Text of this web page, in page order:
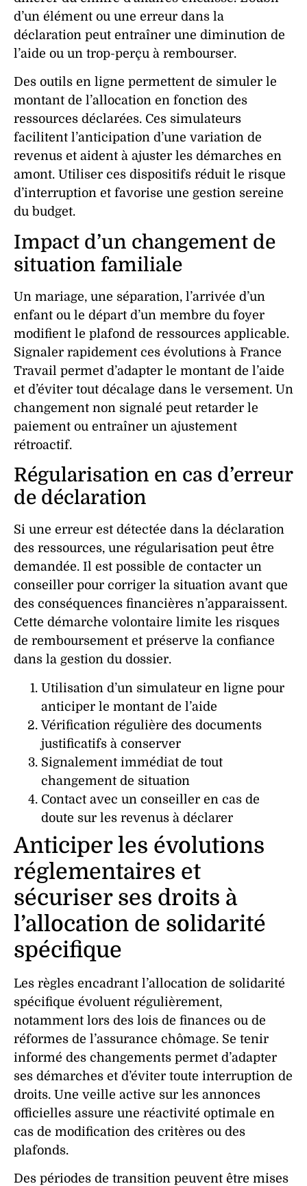
d’un élément ou une erreur dans la
déclaration peut entraîner une diminution de
l’aide ou un trop-perçu à rembourser.
Des outils en ligne permettent de simuler le
montant de l’allocation en fonction des
ressources déclarées. Ces simulateurs
facilitent l’anticipation d’une variation de
revenus et aident à ajuster les démarches en
amont. Utiliser ces dispositifs réduit le risque
d’interruption et favorise une gestion sereine
du budget.
Impact d’un changement de
situation familiale
Un mariage, une séparation, l’arrivée d’un
enfant ou le départ d’un membre du foyer
modifient le plafond de ressources applicable.
Signaler rapidement ces évolutions à France
Travail permet d’adapter le montant de l’aide
et d’éviter tout décalage dans le versement. Un
changement non signalé peut retarder le
paiement ou entraîner un ajustement
rétroactif.
Régularisation en cas d’erreur
de déclaration
Si une erreur est détectée dans la déclaration
des ressources, une régularisation peut être
demandée. Il est possible de contacter un
conseiller pour corriger la situation avant que
des conséquences financières n’apparaissent.
Cette démarche volontaire limite les risques
de remboursement et préserve la confiance
dans la gestion du dossier.
Utilisation d’un simulateur en ligne pour
anticiper le montant de l’aide
Vérification régulière des documents
justificatifs à conserver
Signalement immédiat de tout
changement de situation
Contact avec un conseiller en cas de
doute sur les revenus à déclarer
Anticiper les évolutions
réglementaires et
sécuriser ses droits à
l’allocation de solidarité
spécifique
Les règles encadrant l’allocation de solidarité
spécifique évoluent régulièrement,
notamment lors des lois de finances ou de
réformes de l’assurance chômage. Se tenir
informé des changements permet d’adapter
ses démarches et d’éviter toute interruption de
droits. Une veille active sur les annonces
officielles assure une réactivité optimale en
cas de modification des critères ou des
plafonds.
Des périodes de transition peuvent être mises